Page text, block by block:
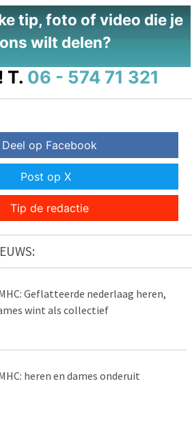
tip, foto of video die je
wilt delen?
T. 06 - 574 71 321
Deel op Facebook
Post op X
Tip de redactie
Geflatteerde nederlaag heren,
wint als collectief
heren en dames onderuit